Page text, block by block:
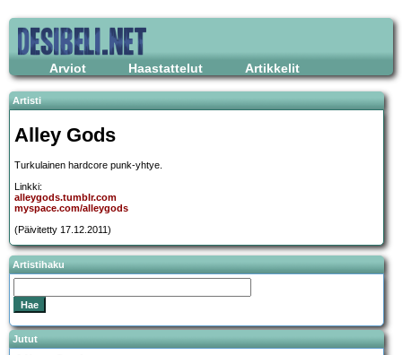
Arviot Haastattelut Artikkelit
Artisti
Alley Gods
Turkulainen hardcore punk-yhtye.
Linkki:
alleygods.tumblr.com
myspace.com/alleygods
(Päivitetty 17.12.2011)
Artistihaku
Jutut